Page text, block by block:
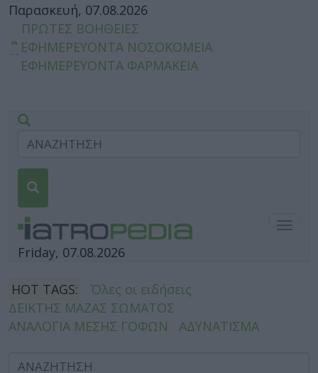
Παρασκευή, 07.08.2026
ΠΡΩΤΕΣ ΒΟΗΘΕΙΕΣ
ΕΦΗΜΕΡΕΥΟΝΤΑ ΝΟΣΟΚΟΜΕΙΑ
ΕΦΗΜΕΡΕΥΟΝΤΑ ΦΑΡΜΑΚΕΙΑ
Friday, 07.08.2026
HOT TAGS:
Όλες οι ειδήσεις
ΔΕΙΚΤΗΣ ΜΑΖΑΣ ΣΩΜΑΤΟΣ
ΑΝΑΛΟΓΙΑ ΜΕΣΗΣ ΓΟΦΩΝ
ΑΔΥΝΑΤΙΣΜΑ